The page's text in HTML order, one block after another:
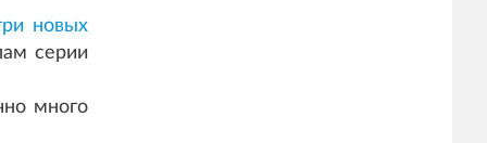
новых
серии
много